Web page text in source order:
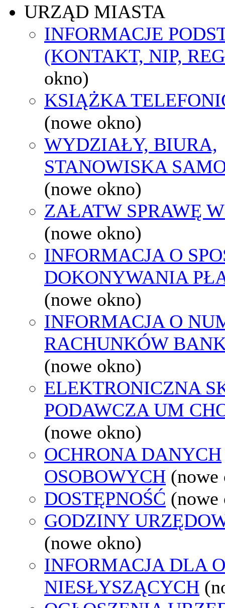
URZĄD MIASTA
INFORMACJE
(KONTAKT, NIP,
okno)
KSIĄŻKA
(nowe okno)
WYDZIAŁY, BIURA,
STANOWISKA
(nowe okno)
ZAŁATW SPRAWĘ
(nowe okno)
INFORMACJA O
DOKONYWANIA
(nowe okno)
INFORMACJA O
RACHUNKÓW
(nowe okno)
ELEKTRONICZNA
PODAWCZA UM
(nowe okno)
OCHRONA DANYCH
OSOBOWYCH (nowe
DOSTĘPNOŚĆ (nowe
GODZINY
(nowe okno)
INFORMACJA DLA
NIESŁYSZĄCYCH